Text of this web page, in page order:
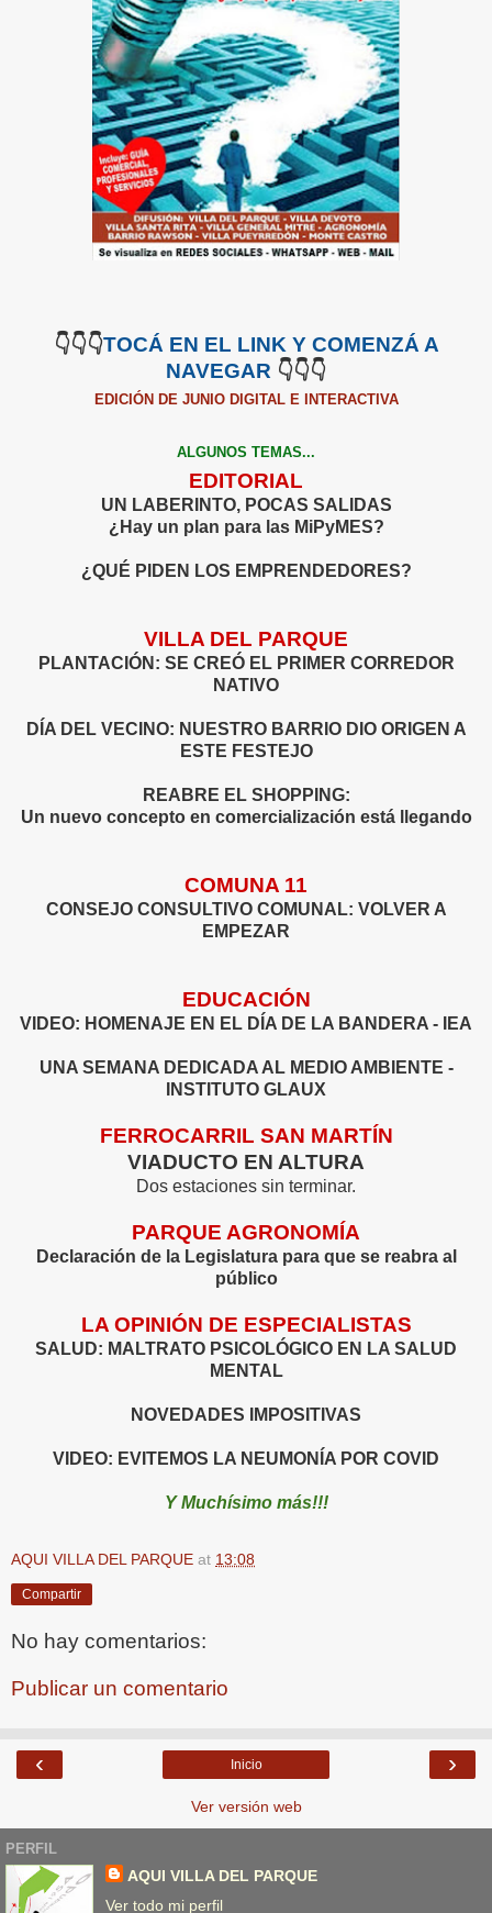
👇👇👇TOCÁ EN EL LINK Y COMENZÁ A
NAVEGAR 👇👇👇
EDICIÓN DE JUNIO DIGITAL E INTERACTIVA
ALGUNOS TEMAS...
EDITORIAL
UN LABERINTO, POCAS SALIDAS
¿Hay un plan para las MiPyMES?
¿QUÉ PIDEN LOS EMPRENDEDORES?
VILLA DEL PARQUE
PLANTACIÓN: SE CREÓ EL PRIMER CORREDOR
NATIVO
DÍA DEL VECINO: NUESTRO BARRIO DIO ORIGEN A
ESTE FESTEJO
REABRE EL SHOPPING:
Un nuevo concepto en comercialización está llegando
COMUNA 11
CONSEJO CONSULTIVO COMUNAL: VOLVER A
EMPEZAR
EDUCACIÓN
VIDEO: HOMENAJE EN EL DÍA DE LA BANDERA - IEA
UNA SEMANA DEDICADA AL MEDIO AMBIENTE -
INSTITUTO GLAUX
FERROCARRIL SAN MARTÍN
VIADUCTO EN ALTURA
Dos estaciones sin terminar.
PARQUE AGRONOMÍA
Declaración de la Legislatura para que se reabra al
público
LA OPINIÓN DE ESPECIALISTAS
SALUD: MALTRATO PSICOLÓGICO EN LA SALUD
MENTAL
NOVEDADES IMPOSITIVAS
VIDEO: EVITEMOS LA NEUMONÍA POR COVID
Y Muchísimo más!!!
AQUI VILLA DEL PARQUE at 13:08
Compartir
No hay comentarios:
Publicar un comentario
‹ ›
Inicio
Ver versión web
PERFIL
AQUI VILLA DEL PARQUE
Ver todo mi perfil